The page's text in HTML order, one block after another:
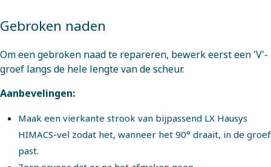
Gebroken naden
Om een gebroken naad te repareren, bewerk eerst een 'V'-
groef langs de hele lengte van de scheur.
Aanbevelingen:
Maak een vierkante strook van bijpassend LX Hausys
HIMACS-vel zodat het, wanneer het 90° draait, in de groef
past.